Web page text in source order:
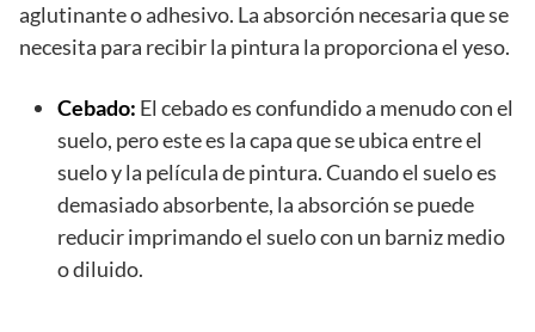
aglutinante o adhesivo. La absorción necesaria que se
necesita para recibir la pintura la proporciona el yeso.
Cebado: El cebado es confundido a menudo con el
suelo, pero este es la capa que se ubica entre el
suelo y la película de pintura. Cuando el suelo es
demasiado absorbente, la absorción se puede
reducir imprimando el suelo con un barniz medio
o diluido.